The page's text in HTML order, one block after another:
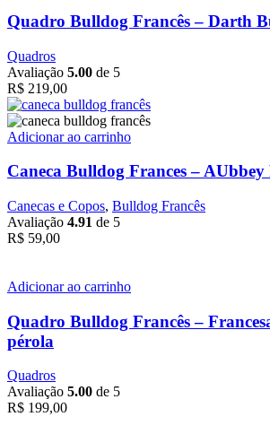
Quadro Bulldog Francês – Darth
Quadros
Avaliação 5.00 de 5
R$ 219,00
Adicionar ao carrinho
Caneca Bulldog Frances – AUbbey
Canecas e Copos, Bulldog Francês
Avaliação 4.91 de 5
R$ 59,00
Adicionar ao carrinho
Quadro Bulldog Francês –
pérola
Quadros
Avaliação 5.00 de 5
R$ 199,00